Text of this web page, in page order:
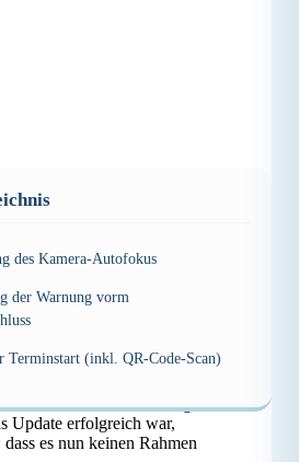
des Kamera-Autofokus
der Warnung vorm
Terminstart (inkl. QR-Code-Scan)
des Kamera-Autofokus
Kamera-Plugin eingebaut,
Fokussierung
Update erfolgreich war,
es nun keinen Rahmen